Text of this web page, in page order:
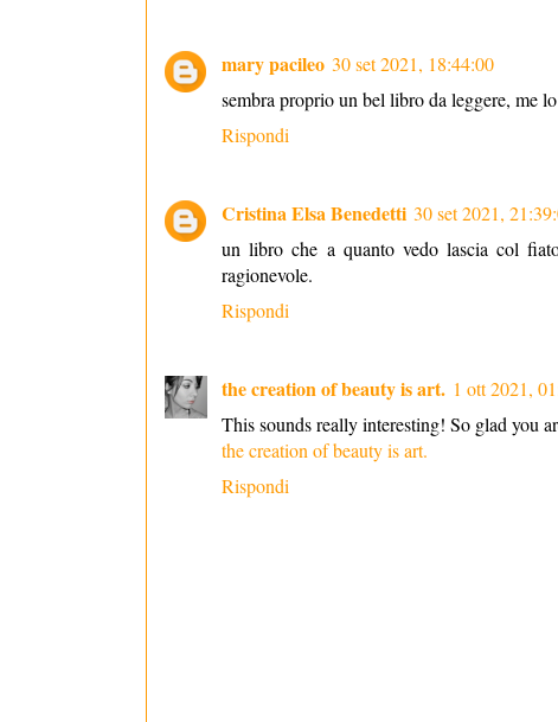
mary pacileo 30 set 2021, 18:44:00
sembra proprio un bel libro da leggere, me
Rispondi
Cristina Elsa Benedetti 30 set 2021,
un libro che a quanto vedo lascia col
ragionevole.
Rispondi
the creation of beauty is art. 1 ott 2021,
This sounds really interesting! So glad you
the creation of beauty is art.
Rispondi